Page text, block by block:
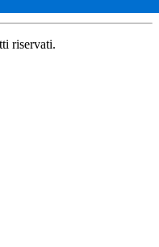
riservati.